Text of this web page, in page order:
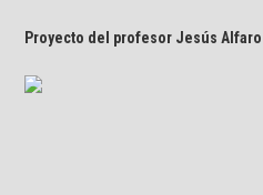
Proyecto del profesor Jesús